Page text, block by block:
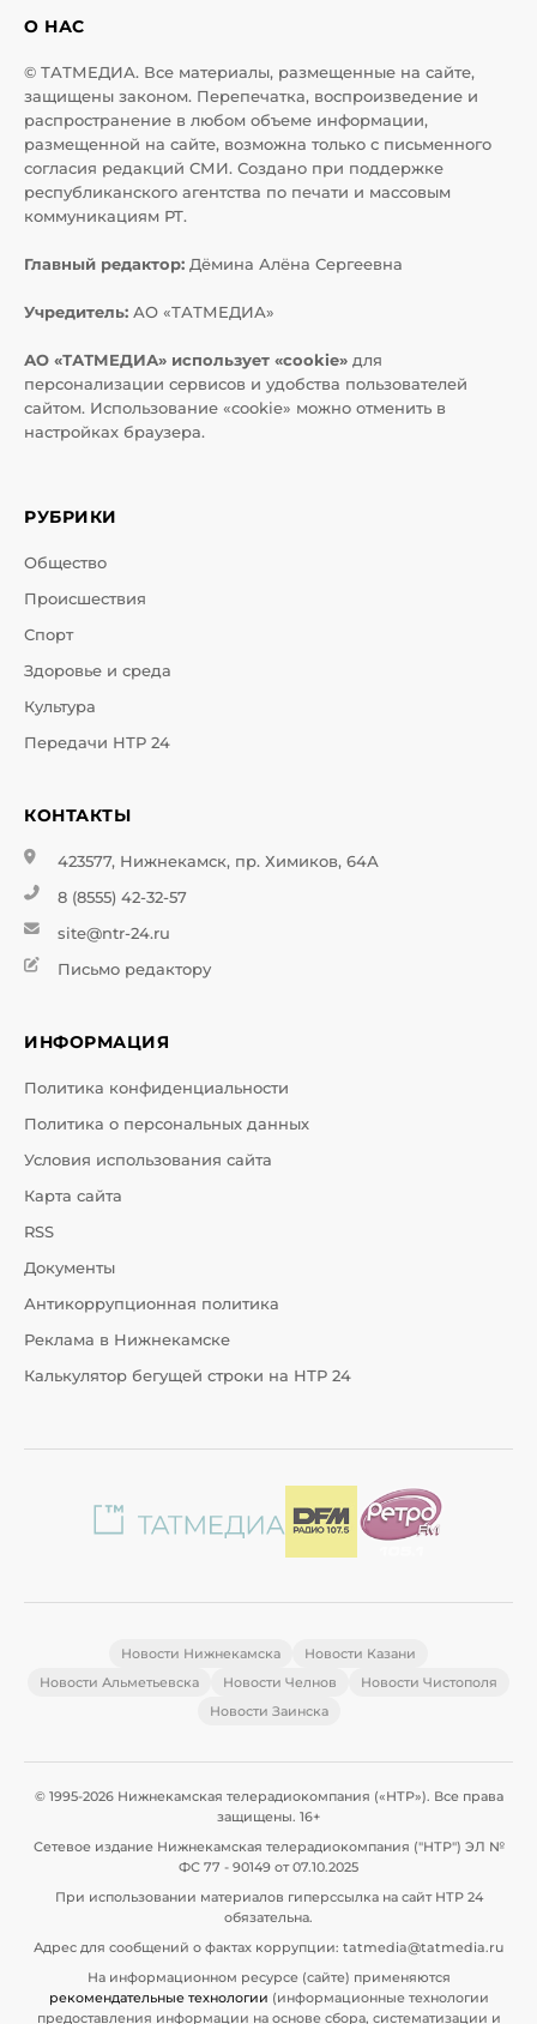
О НАС
© ТАТМЕДИА. Все материалы, размещенные на сайте,
защищены законом. Перепечатка, воспроизведение и
распространение в любом объеме информации,
размещенной на сайте, возможна только с письменного
согласия редакций СМИ. Создано при поддержке
республиканского агентства по печати и массовым
коммуникациям РТ.
Главный редактор: Дёмина Алёна Сергеевна
Учредитель: АО «ТАТМЕДИА»
АО «ТАТМЕДИА» использует «cookie» для
персонализации сервисов и удобства пользователей
сайтом. Использование «cookie» можно отменить в
настройках браузера.
РУБРИКИ
Общество
Происшествия
Спорт
Здоровье и среда
Культура
Передачи НТР 24
КОНТАКТЫ
423577, Нижнекамск, пр. Химиков, 64А
8 (8555) 42-32-57
site@ntr-24.ru
Письмо редактору
ИНФОРМАЦИЯ
Политика конфиденциальности
Политика о персональных данных
Условия использования сайта
Карта сайта
RSS
Документы
Антикоррупционная политика
Реклама в Нижнекамске
Калькулятор бегущей строки на НТР 24
Новости Нижнекамска
Новости Казани
Новости Альметьевска
Новости Челнов
Новости Чистополя
Новости Заинска
© 1995-2026 Нижнекамская телерадиокомпания («НТР»). Все права
защищены. 16+
Сетевое издание Нижнекамская телерадиокомпания ("НТР") ЭЛ №
ФС 77 - 90149 от 07.10.2025
При использовании материалов гиперссылка на сайт НТР 24
обязательна.
Адрес для сообщений о фактах коррупции: tatmedia@tatmedia.ru
На информационном ресурсе (сайте) применяются
рекомендательные технологии (информационные технологии
предоставления информации на основе сбора, систематизации и